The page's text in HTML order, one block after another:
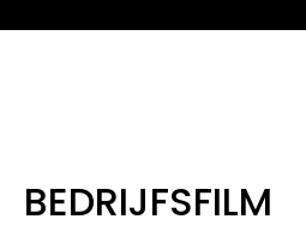
BEDRIJFSFILM